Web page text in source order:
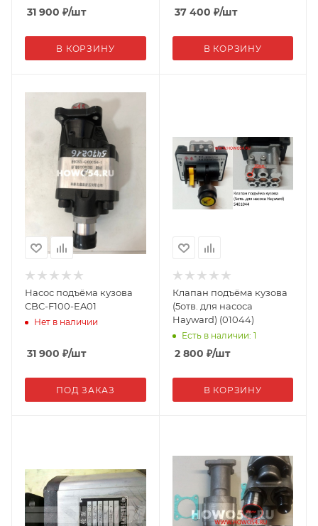
31 900 ₽/шт
В КОРЗИНУ
37 400 ₽/шт
В КОРЗИНУ
Насос подъёма кузова
CBC-F100-EA01
Нет в наличии
31 900 ₽/шт
ПОД ЗАКАЗ
Клапан подъёма кузова
(5отв. для насоса
Hayward) (01044)
Есть в наличии: 1
2 800 ₽/шт
В КОРЗИНУ